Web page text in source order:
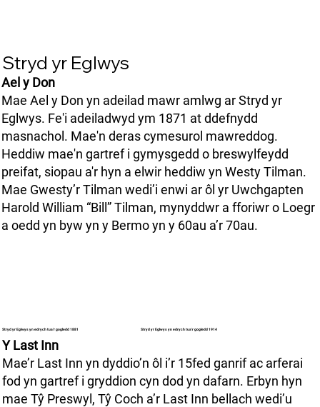
Stryd yr Eglwys
Ael y Don
Mae Ael y Don yn adeilad mawr amlwg ar Stryd yr
Eglwys. Fe'i adeiladwyd ym 1871 at ddefnydd
masnachol. Mae'n deras cymesurol mawreddog.
Heddiw mae'n gartref i gymysgedd o breswylfeydd
preifat, siopau a'r hyn a elwir heddiw yn Westy Tilman.
Mae Gwesty’r Tilman wedi’i enwi ar ôl yr Uwchgapten
Harold William “Bill” Tilman, mynyddwr a fforiwr o Loegr
a oedd yn byw yn y Bermo yn y 60au a’r 70au.
Stryd yr Eglwys yn edrych tua'r gogledd 1881 Stryd yr Eglwys yn edrych tua'r gogledd 1914
Y Last Inn
Mae’r Last Inn yn dyddio’n ôl i’r 15fed ganrif ac arferai
fod yn gartref i gryddion cyn dod yn dafarn. Erbyn hyn
mae Tŷ Preswyl, Tŷ Coch a’r Last Inn bellach wedi’u